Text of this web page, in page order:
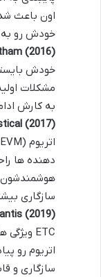
خودش رو
(2016):
خودش
به کارش
(2017):
دهنده ها
سازگاری
(2019):
سازگاری و